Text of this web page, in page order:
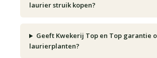
laurier struik kopen?
Geeft Kwekerij Top en Top garantie
laurierplanten?